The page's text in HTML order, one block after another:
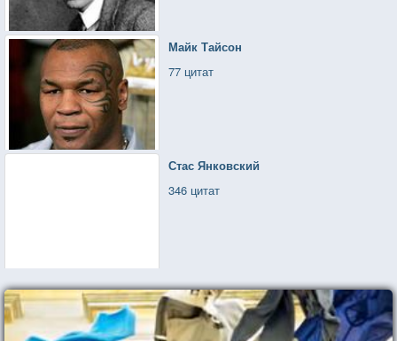
Майк Тайсон
77 цитат
Стас Янковский
346 цитат